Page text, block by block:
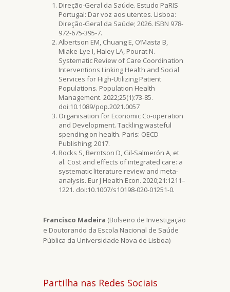
Direção-Geral da Saúde. Estudo PaRIS
Portugal: Dar voz aos utentes. Lisboa:
Direção-Geral da Saúde; 2026. ISBN 978-
972-675-395-7.
Albertson EM, Chuang E, O’Masta B,
Miake-Lye I, Haley LA, Pourat N.
Systematic Review of Care Coordination
Interventions Linking Health and Social
Services for High-Utilizing Patient
Populations. Population Health
Management. 2022;25(1):73-85.
doi:10.1089/pop.2021.0057
Organisation for Economic Co-operation
and Development. Tackling wasteful
spending on health. Paris: OECD
Publishing; 2017.
Rocks S, Berntson D, Gil-Salmerón A, et
al. Cost and effects of integrated care: a
systematic literature review and meta-
analysis. Eur J Health Econ. 2020;21:1211–
1221. doi:10.1007/s10198-020-01251-0.
Francisco Madeira (Bolseiro de Investigação
e Doutorando da Escola Nacional de Saúde
Pública da Universidade Nova de Lisboa)
Partilha nas Redes Sociais